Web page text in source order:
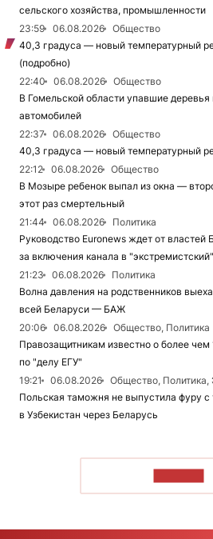
сельского хозяйства, промышленности
23:59
06.08.2026
Общество
40,3 градуса — новый температурный
(подробно)
22:40
06.08.2026
Общество
В Гомельской области упавшие деревья
автомобилей
22:37
06.08.2026
Общество
40,3 градуса — новый температурный
22:12
06.08.2026
Общество
В Мозыре ребенок выпал из окна —
этот раз смертельный
21:44
06.08.2026
Политика
Руководство Euronews ждет от властей
за включения канала в
21:23
06.08.2026
Политика
Волна давления на родственников
всей Беларуси — БАЖ
20:06
06.08.2026
Общество, Политика
Правозащитникам известно о более чем
по "делу ЕГУ"
19:21
06.08.2026
Общество, Политика,
Польская таможня не выпустила фуру
в Узбекистан через Беларусь